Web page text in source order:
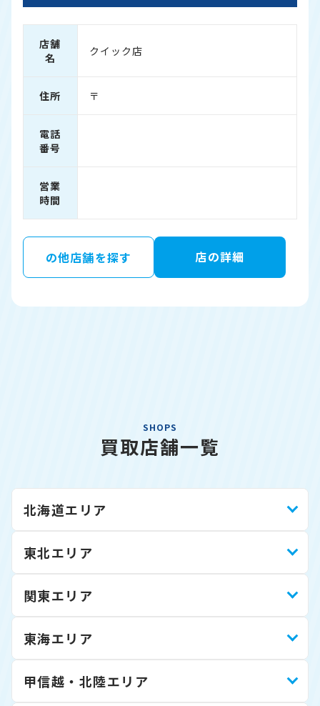
店舗
名
クイック店
住所 〒
電話
番号
営業
時間
の他店舗を探す 店の詳細
SHOPS
買取店舗一覧
北海道エリア
東北エリア
関東エリア
東海エリア
甲信越・北陸エリア